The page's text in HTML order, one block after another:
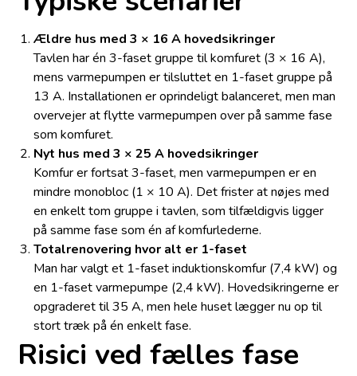
Ældre hus med 3 × 16 A hovedsikringer
Tavlen har én 3-faset gruppe til komfuret (3 × 16 A),
mens varmepumpen er tilsluttet en 1-faset gruppe på
13 A. Installationen er oprindeligt balanceret, men man
overvejer at flytte varmepumpen over på samme fase
som komfuret.
Nyt hus med 3 × 25 A hovedsikringer
Komfur er fortsat 3-faset, men varmepumpen er en
mindre monobloc (1 × 10 A). Det frister at nøjes med
en enkelt tom gruppe i tavlen, som tilfældigvis ligger
på samme fase som én af komfurlederne.
Totalrenovering hvor alt er 1-faset
Man har valgt et 1-faset induktionskomfur (7,4 kW) og
en 1-faset varmepumpe (2,4 kW). Hovedsikringerne er
opgraderet til 35 A, men hele huset lægger nu op til
stort træk på én enkelt fase.
Risici ved fælles fase